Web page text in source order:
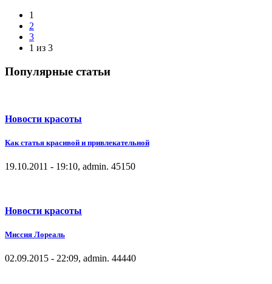
1
2
3
1 из 3
Популярные статьи
Новости красоты
Как статья красивой и привлекательной
19.10.2011 - 19:10, admin. 45150
Новости красоты
Миссия Лореаль
02.09.2015 - 22:09, admin. 44440